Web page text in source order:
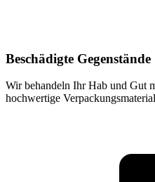
Beschädigte Gegenstände
Wir behandeln Ihr Hab und Gut
hochwertige